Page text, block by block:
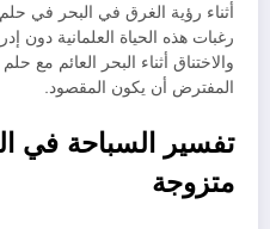
أثناء رؤية الغرق في البحر في
رغبات هذه الحياة العلمانية دون
والاختناق أثناء البحر العائم مع
المفترض أن يكون المقصود.
تفسير السباحة في
متزوجة